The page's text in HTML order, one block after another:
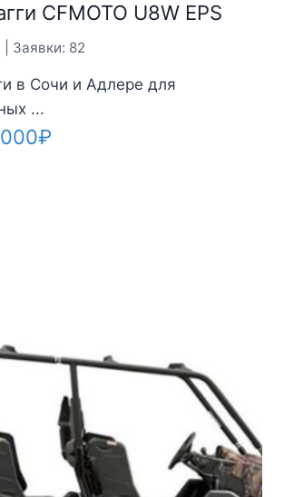
CFMOTO U8W EPS
Заявки: 82
в Сочи и Адлере для
...
₽